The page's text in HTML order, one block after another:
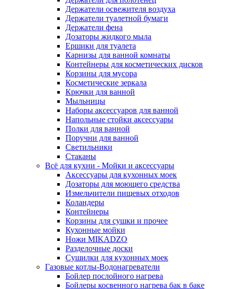
Держатели освежителя воздуха
Держатели туалетной бумаги
Держатели фена
Дозаторы жидкого мыла
Ершики для туалета
Карнизы для ванной комнаты
Контейнеры для косметических дисков
Корзины для мусора
Косметические зеркала
Крючки для ванной
Мыльницы
Наборы аксессуаров для ванной
Напольные стойки аксессуары
Полки для ванной
Поручни для ванной
Светильники
Стаканы
Всё для кухни - Мойки и аксессуары
Аксессуары для кухонных моек
Дозаторы для моющего средства
Измельчители пищевых отходов
Коландеры
Контейнеры
Корзины для сушки и прочее
Кухонные мойки
Ножи MIKADZO
Разделочные доски
Сушилки для кухонных моек
Газовые котлы-Водонагреватели
Бойлер послойного нагрева
Бойлеры косвенного нагрева бак в баке